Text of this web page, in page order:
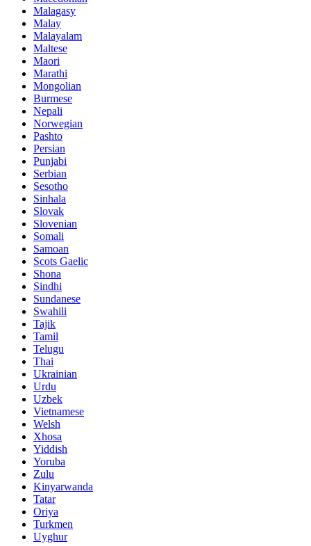
Malagasy
Malay
Malayalam
Maltese
Maori
Marathi
Mongolian
Burmese
Nepali
Norwegian
Pashto
Persian
Punjabi
Serbian
Sesotho
Sinhala
Slovak
Slovenian
Somali
Samoan
Scots Gaelic
Shona
Sindhi
Sundanese
Swahili
Tajik
Tamil
Telugu
Thai
Ukrainian
Urdu
Uzbek
Vietnamese
Welsh
Xhosa
Yiddish
Yoruba
Zulu
Kinyarwanda
Tatar
Oriya
Turkmen
Uyghur